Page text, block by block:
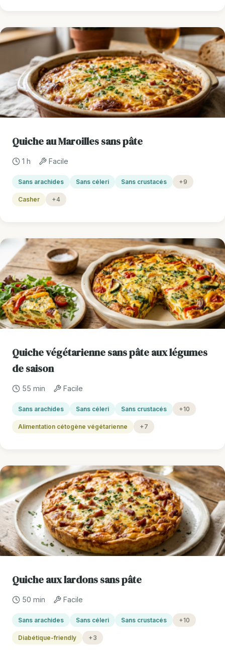
Quiche au Maroilles sans pâte
1 h Facile
Sans arachides Sans céleri Sans crustacés +9
Casher +4
Quiche végétarienne sans pâte aux légumes
de saison
55 min Facile
Sans arachides Sans céleri Sans crustacés +10
Alimentation cétogène végétarienne +7
Quiche aux lardons sans pâte
50 min Facile
Sans arachides Sans céleri Sans crustacés +10
Diabétique-friendly +3